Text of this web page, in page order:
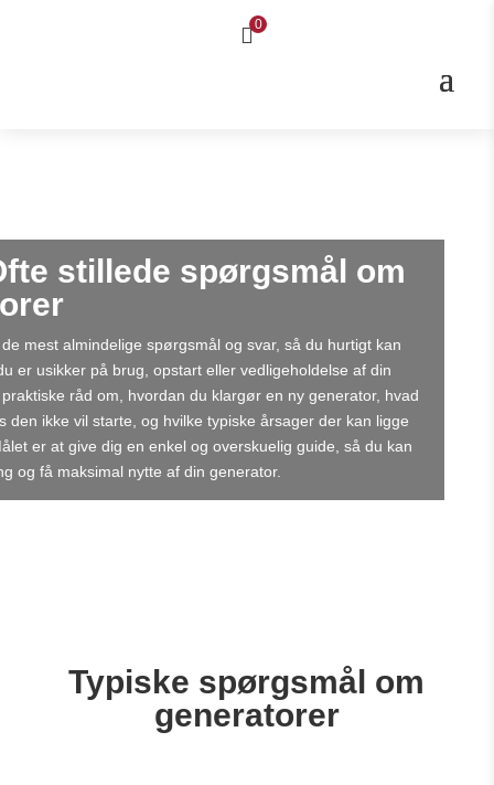
0

stillede spørgsmål om
mest almindelige spørgsmål og svar, så du hurtigt kan
er usikker på brug, opstart eller vedligeholdelse af din
råd om, hvordan du klargør en ny generator, hvad
den ikke vil starte, og hvilke typiske årsager der kan ligge
er at give dig en enkel og overskuelig guide, så du kan
og få maksimal nytte af din generator.
Typiske spørgsmål om
generatorer